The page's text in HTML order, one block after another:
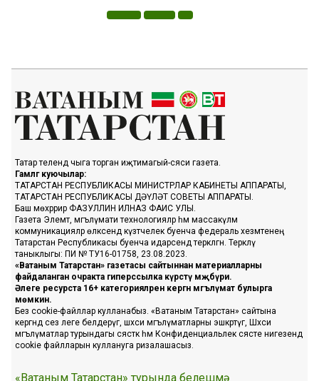
Татар телендә чыга торган иҗтимагый-сәяси газета.
Гамәлгә куючылар:
ТАТАРСТАН РЕСПУБЛИКАСЫ МИНИСТРЛАР КАБИНЕТЫ АППАРАТЫ,
ТАТАРСТАН РЕСПУБЛИКАСЫ ДӘҮЛӘТ СОВЕТЫ АППАРАТЫ.
Баш мөхәррир ФАЗУЛЛИН ИЛНАЗ ФАИС УЛЫ.
Газета Элемтә, мәгълүмати технологияләр һәм массакүләм
коммуникацияләр өлкәсендә күзәтчелек буенча федераль хезмәтенең
Татарстан Республикасы буенча идарәсендә теркәлгән. Теркәлү
таныклыгы: ПИ № ТУ16-01758, 23.08.2023.
«Ватаным Татарстан» газетасы сайтыннан материалларны
файдаланган очракта гиперссылка күрсәтү мәҗбүри.
Әлеге ресурста 16+ категорияләренә кергән мәгълүмат булырга
мөмкин.
Без cookie-файллар кулланабыз. «Ватаным Татарстан» сайтына
кергәндә сез әлеге белдерүгә, шәхси мәгълүматларны эшкәртүгә, Шәхси
мәгълүматлар турындагы сәясәткә һәм Конфиденциальлек сәясәте нигезендә
cookie файлларын куллануга ризалашасыз.
«Ватаным Татарстан» турында белешмә